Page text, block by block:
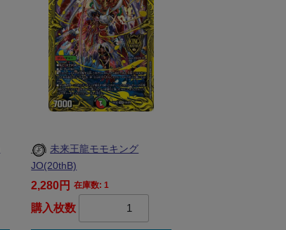
未来王龍モモキング
JO(20thB)
2,280円 在庫数: 1
購入枚数